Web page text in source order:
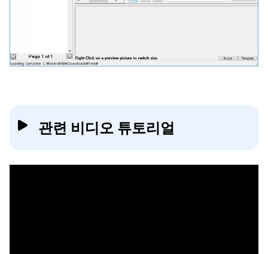
관련 비디오 튜토리얼